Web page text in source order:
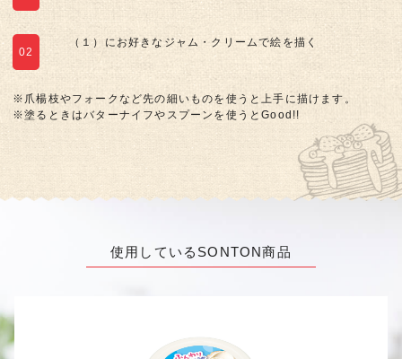
02
（１）にお好きなジャム・クリームで絵を描く
※爪楊枝やフォークなど先の細いものを使うと上手に描けます。
※塗るときはバターナイフやスプーンを使うとGood!!
使用しているSONTON商品